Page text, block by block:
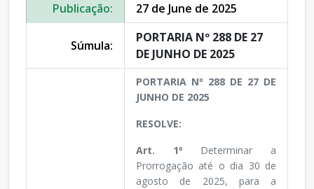
Publicação:
27 de June de 2025
Súmula:
PORTARIA Nº 288 DE 27
DE JUNHO DE 2025
PORTARIA Nº 288 DE 27 DE
JUNHO DE 2025
RESOLVE:
Art. 1º Determinar a
Prorrogação até o dia 30 de
agosto de 2025, para a